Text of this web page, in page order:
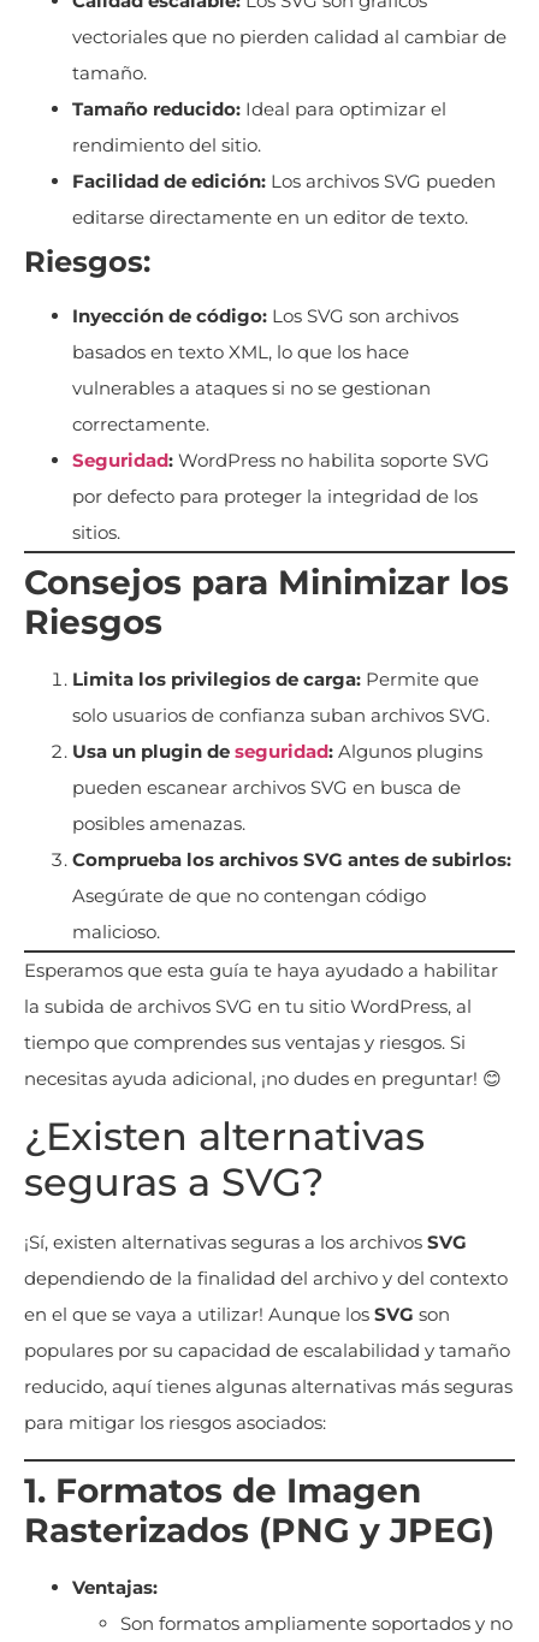
vectoriales que no pierden calidad al cambiar de
tamaño.
Tamaño reducido: Ideal para optimizar el
rendimiento del sitio.
Facilidad de edición: Los archivos SVG pueden
editarse directamente en un editor de texto.
Riesgos:
Inyección de código: Los SVG son archivos
basados en texto XML, lo que los hace
vulnerables a ataques si no se gestionan
correctamente.
Seguridad: WordPress no habilita soporte SVG
por defecto para proteger la integridad de los
sitios.
Consejos para Minimizar los
Riesgos
Limita los privilegios de carga: Permite que
solo usuarios de confianza suban archivos SVG.
Usa un plugin de seguridad: Algunos plugins
pueden escanear archivos SVG en busca de
posibles amenazas.
Comprueba los archivos SVG antes de subirlos:
Asegúrate de que no contengan código
malicioso.
Esperamos que esta guía te haya ayudado a habilitar
la subida de archivos SVG en tu sitio WordPress, al
tiempo que comprendes sus ventajas y riesgos. Si
necesitas ayuda adicional, ¡no dudes en preguntar! 😊
¿Existen alternativas
seguras a SVG?
¡Sí, existen alternativas seguras a los archivos SVG
dependiendo de la finalidad del archivo y del contexto
en el que se vaya a utilizar! Aunque los SVG son
populares por su capacidad de escalabilidad y tamaño
reducido, aquí tienes algunas alternativas más seguras
para mitigar los riesgos asociados:
1. Formatos de Imagen
Rasterizados (PNG y JPEG)
Ventajas:
Son formatos ampliamente soportados y no